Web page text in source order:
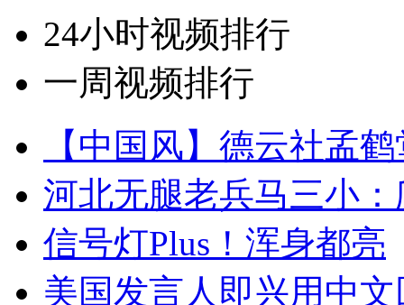
24小时视频排行
一周视频排行
【中国风】德云社孟
河北无腿老兵马三小
信号灯Plus！浑身都亮
美国发言人即兴用中